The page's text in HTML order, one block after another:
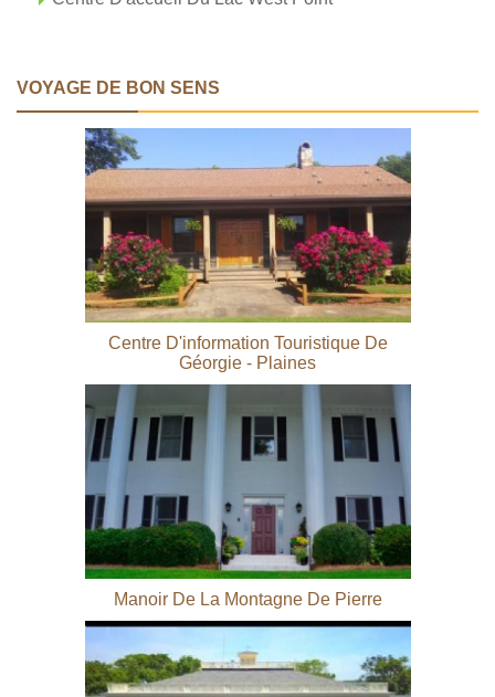
VOYAGE DE BON SENS
Centre D'information Touristique De
Géorgie - Plaines
Manoir De La Montagne De Pierre